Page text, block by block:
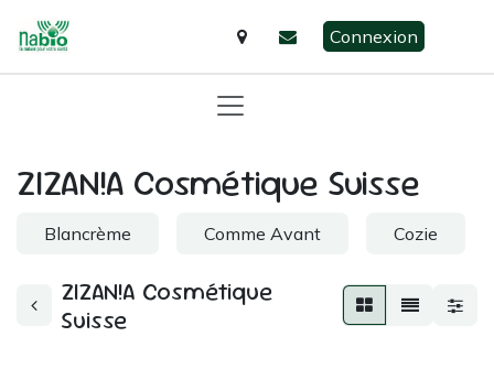
Connexion
ZIZAN!A Cosmétique Suisse
Blancrème Comme Avant Cozie
ZIZAN!A Cosmétique
Suisse